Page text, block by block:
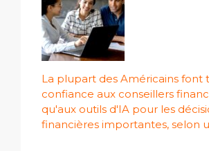
La plupart des Américains font
confiance aux conseillers
qu'aux outils d'IA pour les
financières importantes, selon